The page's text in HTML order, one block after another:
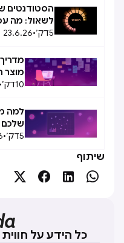
הסטודנטים
לשאול: מה
5דק׳•
23.6.26
מוצר
10דק׳•
למה
5דק׳•
שיתוף




כל הידע על